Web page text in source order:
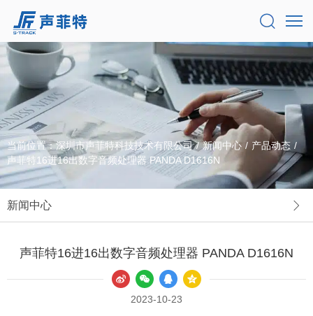
当前位置：深圳市声菲特科技技术有限公司 / 新闻中心 / 产品动态 /
声菲特16进16出数字音频处理器 PANDA D1616N
新闻中心
声菲特16进16出数字音频处理器 PANDA D1616N
2023-10-23